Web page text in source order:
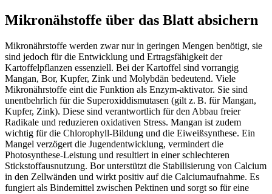
Mikronähstoffe über das Blatt absichern
Mikronährstoffe werden zwar nur in geringen Mengen benötigt, sie
sind jedoch für die Entwicklung und Ertragsfähigkeit der
Kartoffelpflanzen essenziell. Bei der Kartoffel sind vorrangig
Mangan, Bor, Kupfer, Zink und Molybdän bedeutend. Viele
Mikronährstoffe eint die Funktion als Enzym-aktivator. Sie sind
unentbehrlich für die Superoxiddismutasen (gilt z. B. für Mangan,
Kupfer, Zink). Diese sind verantwortlich für den Abbau freier
Radikale und reduzieren oxidativen Stress. Mangan ist zudem
wichtig für die Chlorophyll-Bildung und die Eiweißsynthese. Ein
Mangel verzögert die Jugendentwicklung, vermindert die
Photosynthese-Leistung und resultiert in einer schlechteren
Stickstoffausnutzung. Bor unterstützt die Stabilisierung von Calcium
in den Zellwänden und wirkt positiv auf die Calciumaufnahme. Es
fungiert als Bindemittel zwischen Pektinen und sorgt so für eine